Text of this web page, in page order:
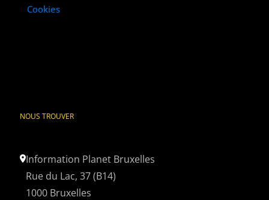
Cookies
NOUS TROUVER
Information Planet Bruxelles
Rue du Lac, 37 (B14)
1000 Bruxelles